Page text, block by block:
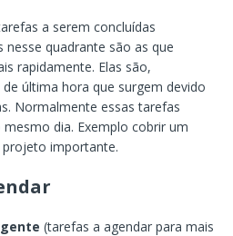
a serem concluídas
quadrante são as que
rapidamente. Elas são,
última hora que surgem devido
Normalmente essas tarefas
dia. Exemplo cobrir um
importante.
(tarefas a agendar para mais